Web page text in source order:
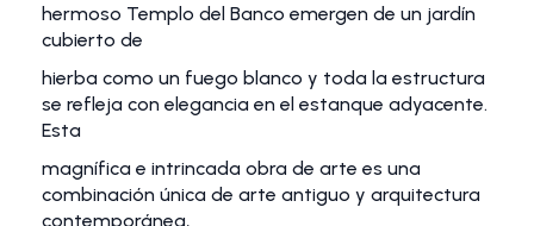
hermoso Templo del Banco emergen de un jardín
cubierto de
hierba como un fuego blanco y toda la estructura
se refleja con elegancia en el estanque adyacente.
Esta
magnífica e intrincada obra de arte es una
combinación única de arte antiguo y arquitectura
contemporánea,